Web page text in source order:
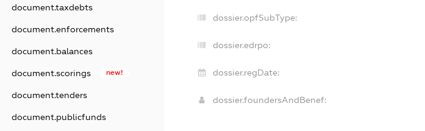
document.taxdebts
document.enforcements
document.balances
document.scorings new!
document.tenders
document.publicfunds
dossier.opfSubType:
dossier.edrpo:
dossier.regDate:
dossier.foundersAndBenef: